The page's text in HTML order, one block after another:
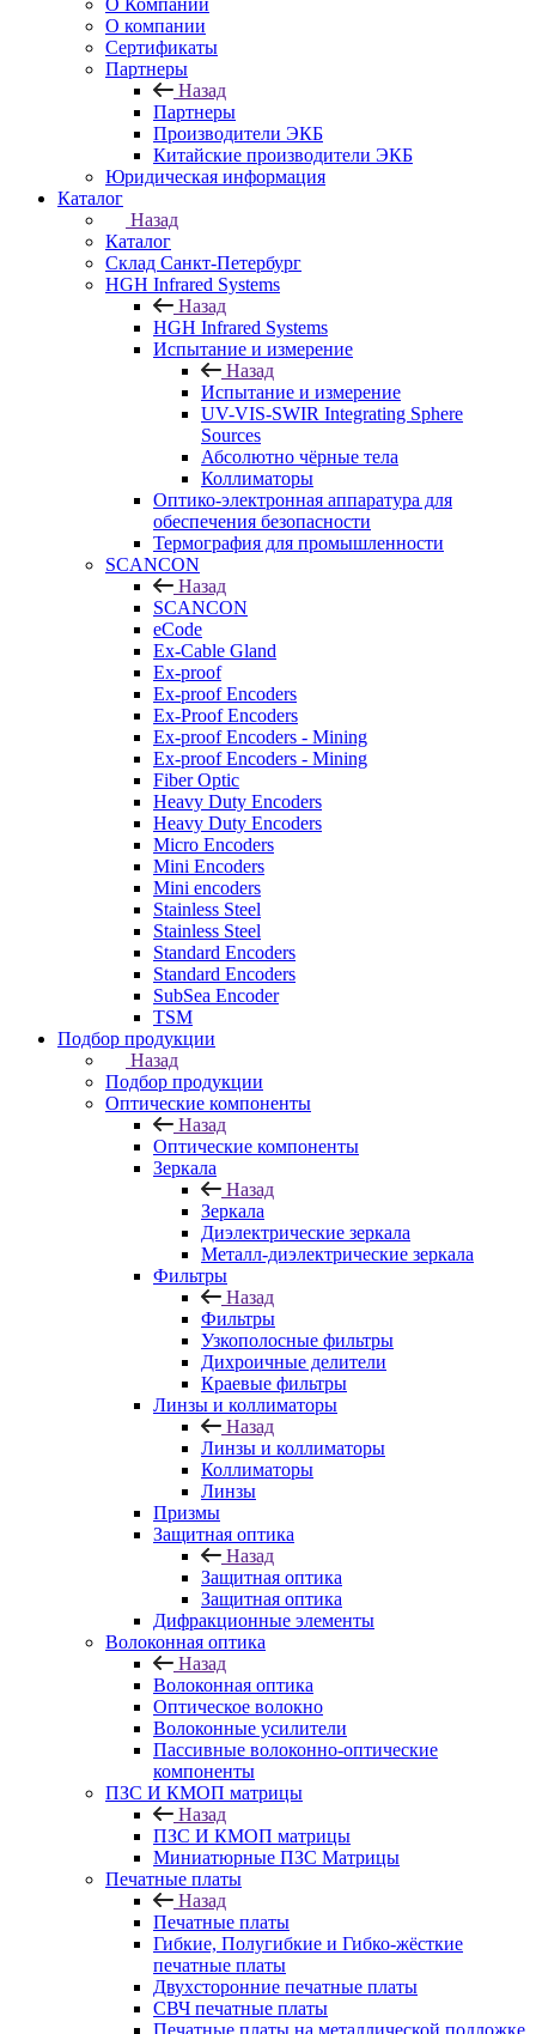
О Компании
О компании
Сертификаты
Партнеры
Назад
Партнеры
Производители ЭКБ
Китайские производители ЭКБ
Юридическая информация
Каталог
Назад
Каталог
Cклад Санкт-Петербург
HGH Infrared Systems
Назад
HGH Infrared Systems
Испытание и измерение
Назад
Испытание и измерение
UV-VIS-SWIR Integrating Sphere
Sources
Абсолютно чёрные тела
Коллиматоры
Оптико-электронная аппаратура для
обеспечения безопасности
Термография для промышленности
SCANCON
Назад
SCANCON
eCode
Ex-Cable Gland
Ex-proof
Ex-proof Encoders
Ex-Proof Encoders
Ex-proof Encoders - Mining
Ex-proof Encoders - Mining
Fiber Optic
Heavy Duty Encoders
Heavy Duty Encoders
Micro Encoders
Mini Encoders
Mini encoders
Stainless Steel
Stainless Steel
Standard Encoders
Standard Encoders
SubSea Encoder
TSM
Подбор продукции
Назад
Подбор продукции
Оптические компоненты
Назад
Оптические компоненты
Зеркала
Назад
Зеркала
Диэлектрические зеркала
Металл-диэлектрические зеркала
Фильтры
Назад
Фильтры
Узкополосные фильтры
Дихроичные делители
Краевые фильтры
Линзы и коллиматоры
Назад
Линзы и коллиматоры
Коллиматоры
Линзы
Призмы
Защитная оптика
Назад
Защитная оптика
Защитная оптика
Дифракционные элементы
Волоконная оптика
Назад
Волоконная оптика
Оптическое волокно
Волоконные усилители
Пассивные волоконно-оптические
компоненты
ПЗС И КМОП матрицы
Назад
ПЗС И КМОП матрицы
Миниатюрные ПЗС Матрицы
Печатные платы
Назад
Печатные платы
Гибкие, Полугибкие и Гибко-жёсткие
печатные платы
Двухсторонние печатные платы
СВЧ печатные платы
Печатные платы на металлической подложке